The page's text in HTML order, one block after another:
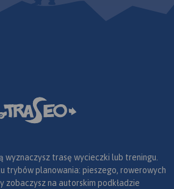
wyznaczysz trasę wycieczki lub treningu.
trybów planowania: pieszego, rowerowych
zobaczysz na autorskim podkładzie